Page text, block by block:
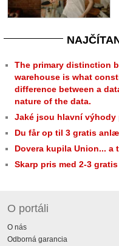
The primary distinction
warehouse is what
difference between a
nature of the data.
Jaké jsou hlavní výhody
Du får op til 3 gratis
Dovera kupila Union... a
Skarp pris med 2-3
O portáli
O nás
Odborná garancia